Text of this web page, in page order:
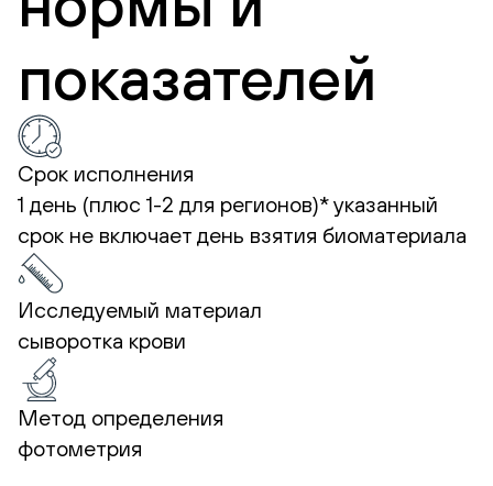
показателей
Срок исполнения
1 день (плюс 1-2 для регионов)*указанный
срок не включает день взятия биоматериала
Исследуемый материал
сыворотка крови
Метод определения
фотометрия